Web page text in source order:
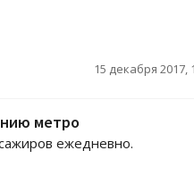
15 декабря 2017,
метро
ежедневно.